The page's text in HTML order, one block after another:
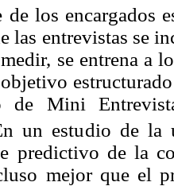
de los encargados
las entrevistas se
se entrena a
de Mini
un estudio de la
predictivo de la
mejor que el